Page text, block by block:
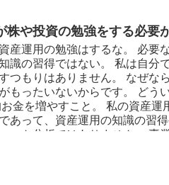
証結果となった。なので、そ
い。 比較をするために条件は
：2019年1月15日入金 入金金
5万円（毎月26日に口座振替、
日経平均株価20555円。年末の
特記事項：検証期間中は...
株や投資の勉強をする必要
産運用の勉強はするな。 必要
識の習得ではない。 私は自分
つもりはありません。 なぜな
もったいないからです。 どう
金を増やすこと。 私の資産運
あって、資産運用の知識の習
ート分析ではありません。 専
方々にとっては、企業研究やチ
し、それらは計り知れない努力